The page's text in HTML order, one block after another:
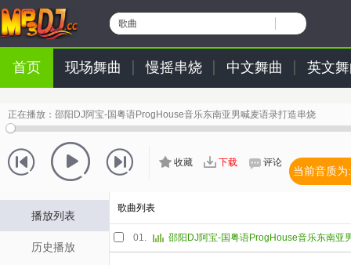
歌曲
首页 现场舞曲 慢摇串烧 中文舞曲 英文
正在播放： 邵阳DJ阿宝-国粤语ProgHouse音乐东南亚男喊麦语录打造串烧
收藏 下载 评论
当前音质为:
播放列表
历史播放
歌曲列表
01.